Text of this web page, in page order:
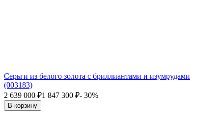
Серьги из белого золота с бриллиантами и изумрудами
(003183)
2 639 000 ₽1 847 300 ₽- 30%
В корзину